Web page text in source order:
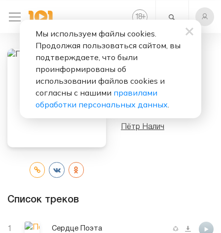
18+
Слушать бесплатно
Пётр Налич И
Ансамбль
Пётр Налич
Список треков
1 Сердце Поэта
Мы используем файлы cookies.
Продолжая пользоваться сайтом, вы
подтверждаете, что были
проинформированы об
использовании файлов cookies и
согласны с нашими правилами
обработки персональных данных.